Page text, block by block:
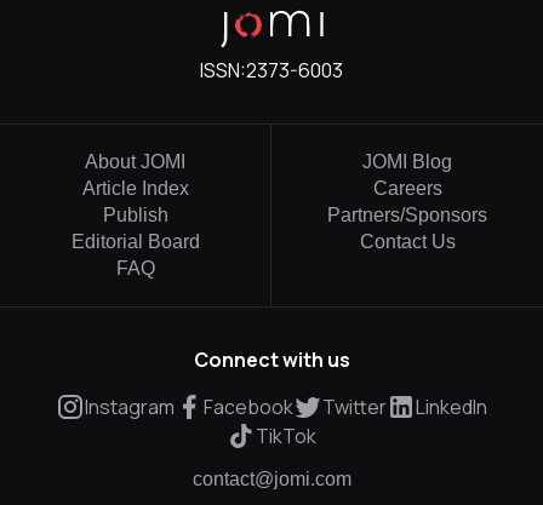
ISSN:2373-6003
About JOMI
Article Index
Publish
Editorial Board
FAQ
JOMI Blog
Careers
Partners/Sponsors
Contact Us
Connect with us
Instagram
Facebook Twitter
LinkedIn
TikTok
contact@jomi.com